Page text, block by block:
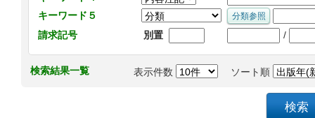
キーワード５
請求記号
別置 /
検索結果一覧 表示件数 ソート順